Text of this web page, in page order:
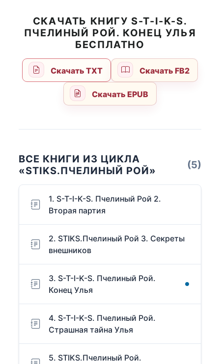
СКАЧАТЬ КНИГУ S-T-I-K-S.
ПЧЕЛИНЫЙ РОЙ. КОНЕЦ УЛЬЯ
БЕСПЛАТНО
Скачать TXT Скачать FB2
Скачать EPUB
ВСЕ КНИГИ ИЗ ЦИКЛА
«STIKS.ПЧЕЛИНЫЙ РОЙ»
(5)
1. S-T-I-K-S. Пчелиный Рой 2.
Вторая партия
2. STIKS.Пчелиный Рой 3. Секреты
внешников
3. S-T-I-K-S. Пчелиный Рой.
Конец Улья
4. S-T-I-K-S. Пчелиный Рой.
Страшная тайна Улья
5. STIKS.Пчелиный Рой.